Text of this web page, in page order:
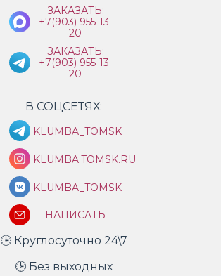
ЗАКАЗАТЬ:
+7(903) 955-13-
20
ЗАКАЗАТЬ:
+7(903) 955-13-
20
В СОЦСЕТЯХ:
KLUMBA_TOMSK
KLUMBA.TOMSK.RU
KLUMBA_TOMSK
НАПИСАТЬ
🕒 Круглосуточно 24\7
🕒 Без выходных